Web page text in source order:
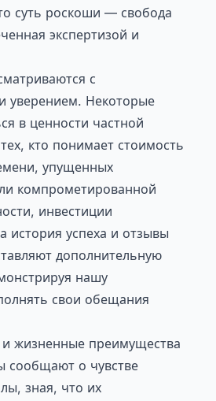
суть роскоши — свобода
экспертизой и
с
уверением. Некоторые
в ценности частной
кто понимает стоимость
упущенных
компрометированной
инвестиции
история успеха и отзывы
дополнительную
нашу
свои обещания
жизненные преимущества
сообщают о чувстве
зная, что их